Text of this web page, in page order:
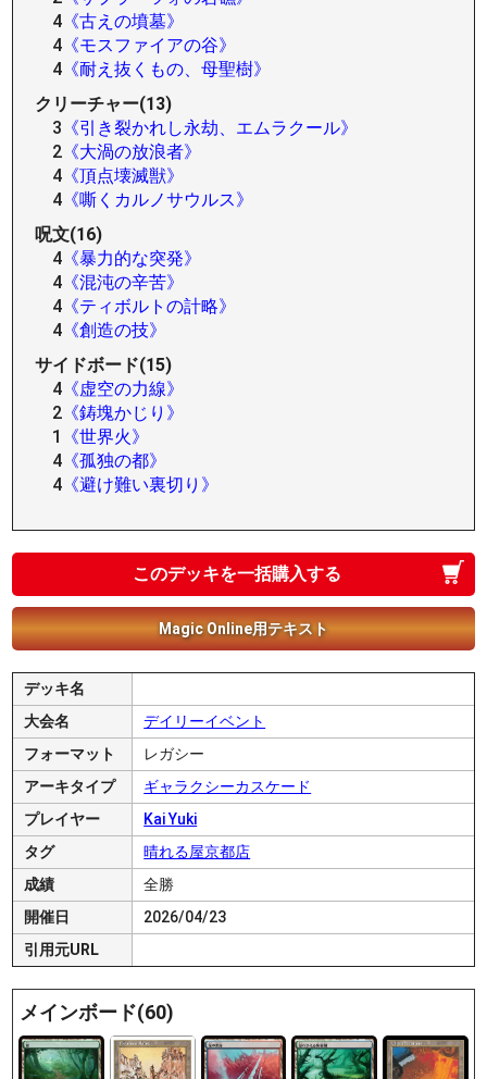
4 《古えの墳墓》
4 《モスファイアの谷》
4 《耐え抜くもの、母聖樹》
クリーチャー(13)
3 《引き裂かれし永劫、エムラクール》
2 《大渦の放浪者》
4 《頂点壊滅獣》
4 《嘶くカルノサウルス》
呪文(16)
4 《暴力的な突発》
4 《混沌の辛苦》
4 《ティボルトの計略》
4 《創造の技》
サイドボード(15)
4 《虚空の力線》
2 《鋳塊かじり》
1
《世界火》
4 《孤独の都》
4 《避け難い裏切り》
このデッキを一括購入する
Magic Online用テキスト
デッキ名
大会名
デイリーイベント
フォーマット
レガシー
アーキタイプ
ギャラクシーカスケード
プレイヤー
Kai Yuki
タグ
晴れる屋京都店
成績
全勝
開催日
2026/04/23
引用元URL
メインボード(60)